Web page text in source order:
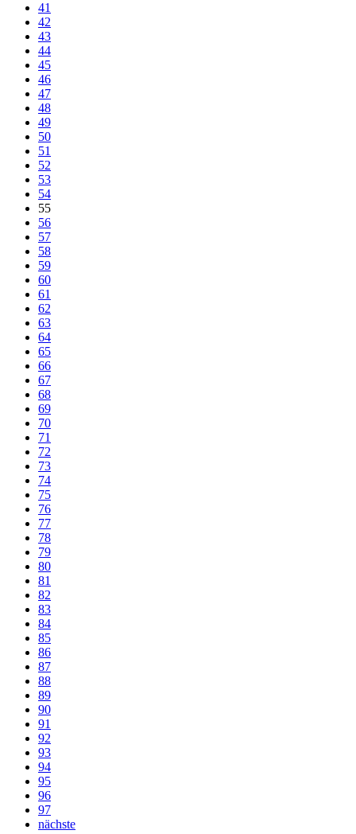
41
42
43
44
45
46
47
48
49
50
51
52
53
54
55
56
57
58
59
60
61
62
63
64
65
66
67
68
69
70
71
72
73
74
75
76
77
78
79
80
81
82
83
84
85
86
87
88
89
90
91
92
93
94
95
96
97
nächste